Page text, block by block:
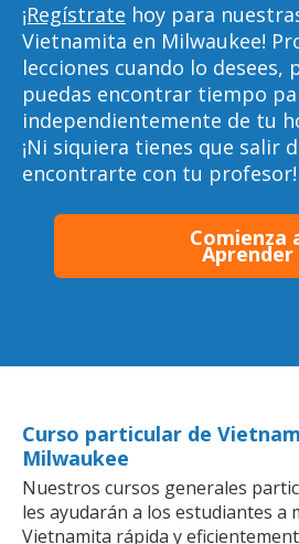
¡Regístrate hoy para
Vietnamita en Milwaukee!
lecciones cuando lo desees,
puedas encontrar tiempo
independientemente de tu
¡Ni siquiera tienes que salir
encontrarte con tu profesor!
Comienza
Aprender
Curso particular de
Milwaukee
Nuestros cursos generales
les ayudarán a los estudiantes a
Vietnamita rápida y